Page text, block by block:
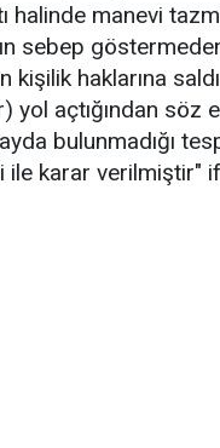
halinde manevi
sebep
kişilik haklarına
yol açtığından söz
bulunmadığı
ile karar verilmiştir"